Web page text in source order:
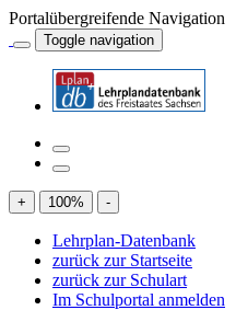
Portalübergreifende Navigation
Toggle navigation
+ 100% -
Lehrplan-Datenbank
zurück zur Startseite
zurück zur Schulart
Im Schulportal anmelden